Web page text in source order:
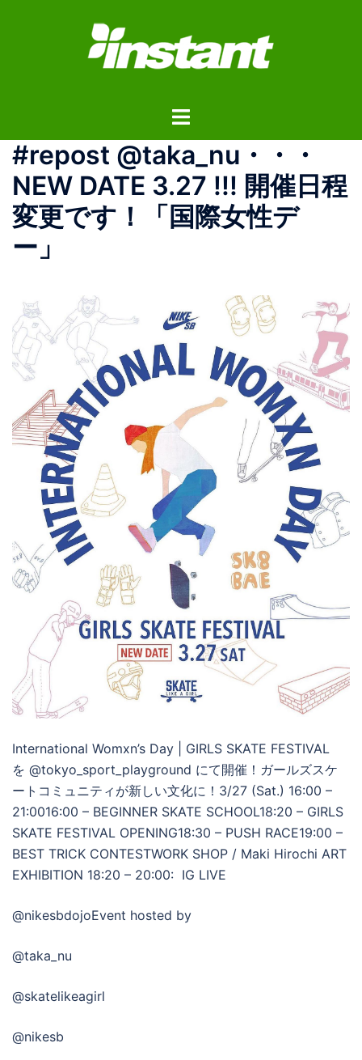
ス
ト
ル
メ
ニ
ュ
#repost @taka_nu・・・
NEW DATE 3.27 !!! 開催日程
変更です！「国際女性デ
ー」
International Womxn’s Day | GIRLS SKATE FESTIVAL
を @tokyo_sport_playground にて開催！ガールズスケ
ートコミュニティが新しい文化に！3/27 (Sat.) 16:00 –
21:0016:00 – BEGINNER SKATE SCHOOL18:20 – GIRLS
SKATE FESTIVAL OPENING18:30 – PUSH RACE19:00 –
BEST TRICK CONTESTWORK SHOP / Maki Hirochi ART
EXHIBITION 18:20 – 20:00: IG LIVE
@nikesbdojoEvent hosted by
@taka_nu
@skatelikeagirl
@nikesb